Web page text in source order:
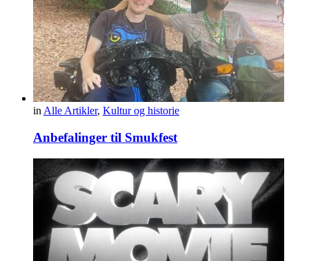
inAlle Artikler, Kultur og historie
Anbefalinger til Smukfest